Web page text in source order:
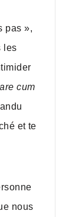
pas »,
les
cum
et te
nous